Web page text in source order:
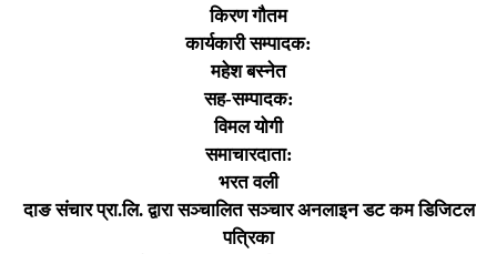
किरण गौतम
कार्यकारी सम्पादक:
महेश बस्नेत
सह-सम्पादक:
विमल योगी
समाचारदाता:
भरत वली
दाङ संचार प्रा.लि. द्वारा सञ्चालित सञ्चार अनलाइन डट कम डिजिटल
पत्रिका